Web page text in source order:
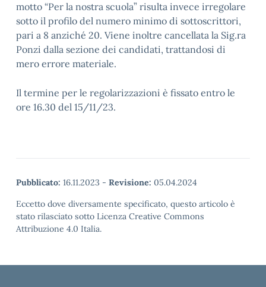
motto “Per la nostra scuola” risulta invece irregolare
sotto il profilo del numero minimo di sottoscrittori,
pari a 8 anziché 20. Viene inoltre cancellata la Sig.ra
Ponzi dalla sezione dei candidati, trattandosi di
mero errore materiale.
Il termine per le regolarizzazioni è fissato entro le
ore 16.30 del 15/11/23.
Pubblicato: 16.11.2023 - Revisione: 05.04.2024
Eccetto dove diversamente specificato, questo articolo è
stato rilasciato sotto Licenza Creative Commons
Attribuzione 4.0 Italia.